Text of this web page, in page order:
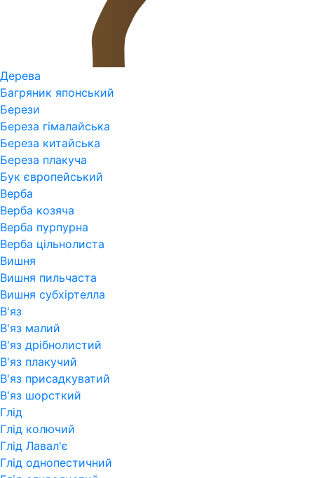
Дерева
Багряник японський
Берези
Береза гімалайська
Береза китайська
Береза плакуча
Бук європейський
Верба
Верба козяча
Верба пурпурна
Верба цільнолиста
Вишня
Вишня пильчаста
Вишня субхіртелла
В'яз
В'яз малий
В'яз дрібнолистий
В'яз плакучий
В'яз присадкуватий
В'яз шорсткий
Глід
Глід колючий
Глід Лавал'є
Глід однопестичний